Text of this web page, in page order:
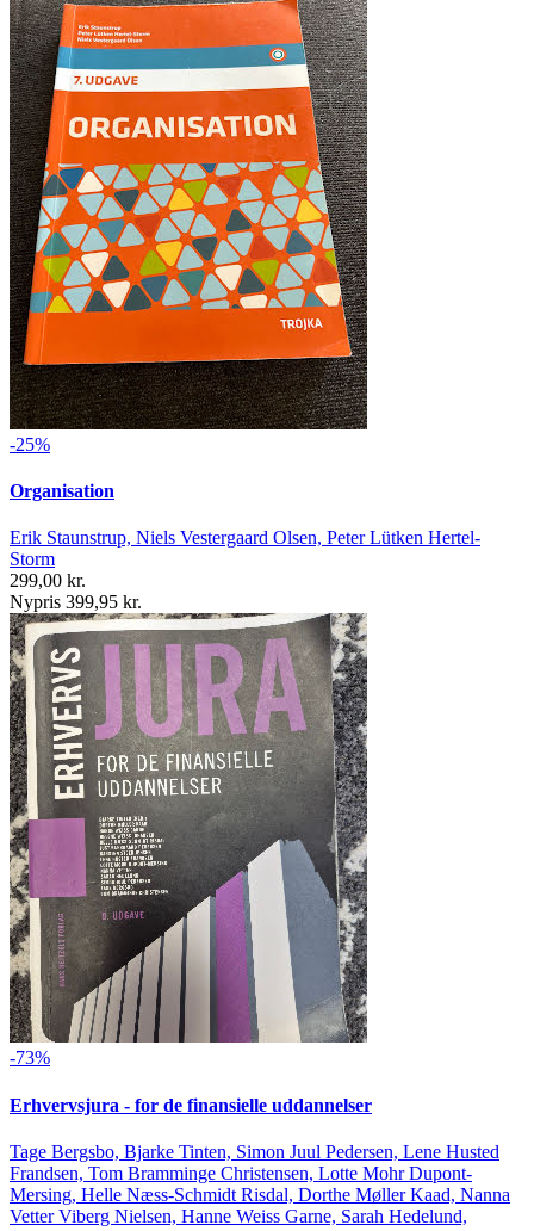
-25%
Organisation
Erik Staunstrup, Niels Vestergaard Olsen, Peter Lütken Hertel-
Storm
299,00 kr.
Nypris 399,95 kr.
-73%
Erhvervsjura - for de finansielle uddannelser
Tage Bergsbo, Bjarke Tinten, Simon Juul Pedersen, Lene Husted
Frandsen, Tom Bramminge Christensen, Lotte Mohr Dupont-
Mersing, Helle Næss-Schmidt Risdal, Dorthe Møller Kaad, Nanna
Vetter Viberg Nielsen, Hanne Weiss Garne, Sarah Hedelund,